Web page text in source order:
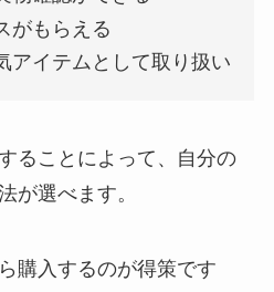
がもらえる
アイテムとして取り扱い
ることによって、自分の
が選べます。
購入するのが得策です